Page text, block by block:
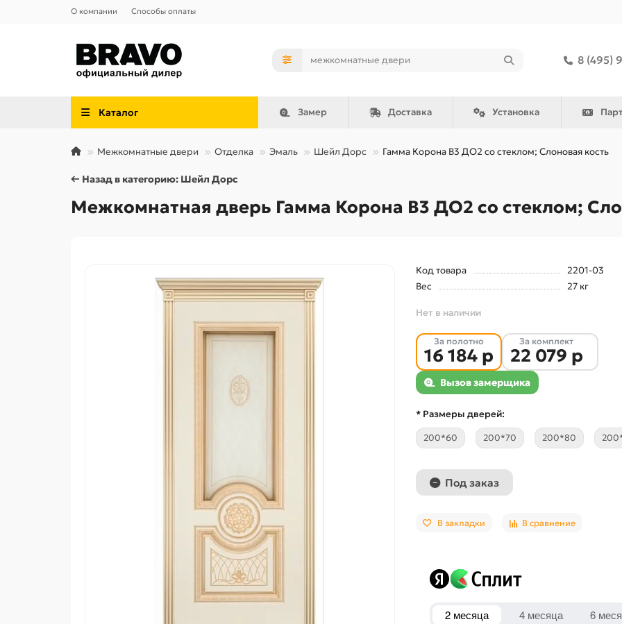
О компании Способы оплаты
8 (495)
Каталог Замер Доставка Установка
Межкомнатные двери Отделка Эмаль Шейл Дорс Гамма Корона В3 ДО2 со стеклом; Слоновая кость
← Назад в категорию: Шейл Дорс
Межкомнатная дверь Гамма Корона В3 ДО2 со стеклом;
Код товара
2201-03
Вес
27 кг
Нет в наличии
За полотно
16 184 р
За комплект
22 079 р
Вызов замерщика
* Размеры дверей:
200*60 200*70 200*80
Под заказ
В закладки В сравнение